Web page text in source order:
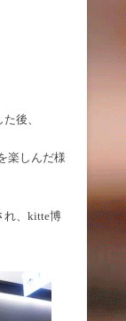
後、
楽しんだ様
れ、kitte博